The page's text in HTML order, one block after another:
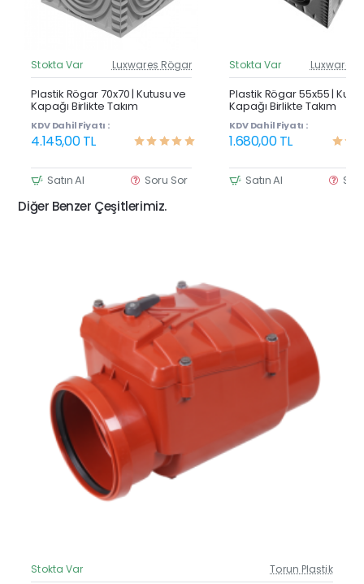
Güncel Fiyat
Yeni Ürün
Stokta Var Luxwares Rögar
Plastik Rögar 70x70 | Kutusu ve
Kapağı Birlikte Takım
KDV Dahil Fiyatı :
4.145,00 TL
Satın Al Soru Sor
Stokta Var Luxwares
Plastik Rögar 55x55 |
Kapağı Birlikte Takım
KDV Dahil Fiyatı :
1.680,00 TL
Satın Al
Diğer Benzer Çeşitlerimiz.
Güncel Fiyat
Stokta Var Torun Plastik